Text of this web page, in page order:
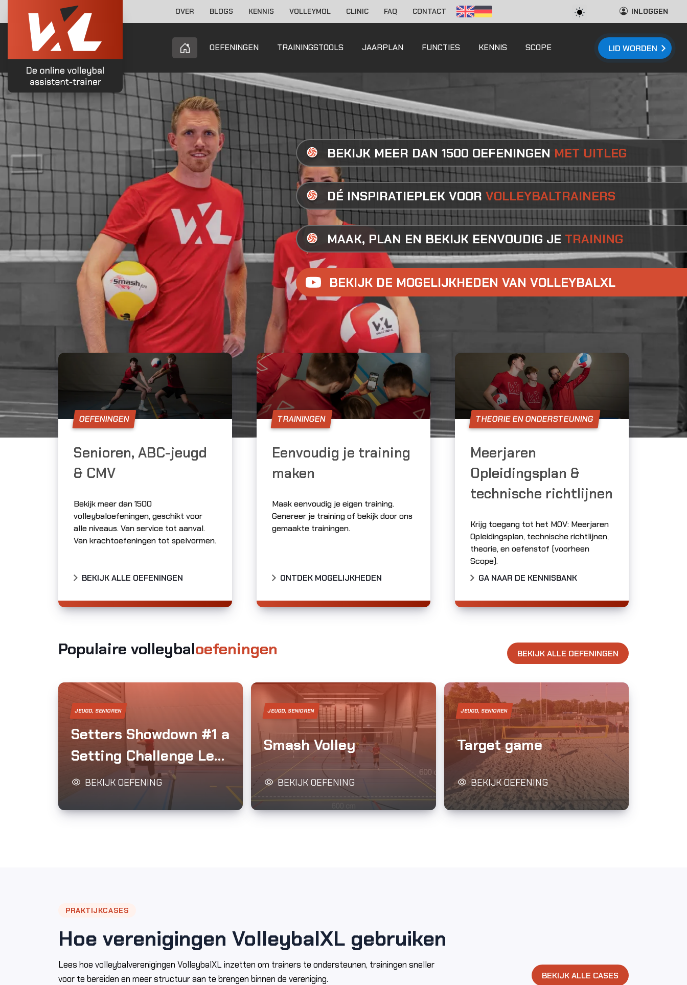
OVER BLOGS KENNIS VOLLEYMOL CLINIC FAQ CONTACT INLOGGEN
OEFENINGEN TRAININGSTOOLS JAARPLAN FUNCTIES KENNIS SCOPE LID WORDEN
BEKIJK MEER DAN 1500 OEFENINGEN MET UITLEG
DÉ INSPIRATIEPLEK VOOR VOLLEYBALTRAINERS
MAAK, PLAN EN BEKIJK EENVOUDIG JE TRAINING
BEKIJK DE MOGELIJKHEDEN VAN VOLLEYBALXL
OEFENINGEN
Senioren, ABC-jeugd
& CMV
Bekijk meer dan 1500
volleybaloefeningen, geschikt voor
alle niveaus. Van service tot aanval.
Van krachtoefeningen tot spelvormen.
BEKIJK ALLE OEFENINGEN
TRAININGEN
Eenvoudig je training
maken
Maak eenvoudig je eigen training.
Genereer je training of bekijk door ons
gemaakte trainingen.
ONTDEK MOGELIJKHEDEN
THEORIE EN ONDERSTEUNING
Meerjaren
Opleidingsplan &
technische richtlijnen
Krijg toegang tot het MOV: Meerjaren
Opleidingsplan, technische richtlijnen,
theorie, en oefenstof (voorheen
Scope).
GA NAAR DE KENNISBANK
Populaire volleybaloefeningen BEKIJK ALLE OEFENINGEN
JEUGD, SENIOREN
Setters Showdown #1 a
Setting Challenge Left
kneesit set, right
kneesit set
BEKIJK OEFENING
JEUGD, SENIOREN
Smash Volley
BEKIJK OEFENING
JEUGD, SENIOREN
Target game
BEKIJK OEFENING
PRAKTIJKCASES
Hoe verenigingen VolleybalXL gebruiken
Lees hoe volleybalverenigingen VolleybalXL inzetten om trainers te ondersteunen, trainingen sneller
voor te bereiden en meer structuur aan te brengen binnen de vereniging.
BEKIJK ALLE CASES